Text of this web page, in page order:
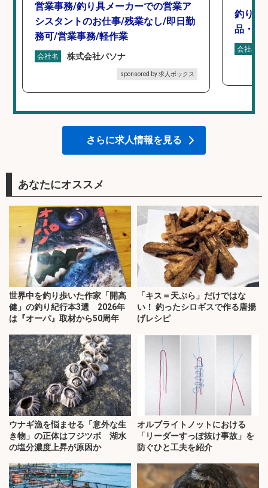
営業事務/釣り具メーカーでの営業ア
シスタントのお仕事/残業なし/即日勤
務可/営業事務/軽作業
会社名 株式会社パソナ
sponsored by 求人ボックス
釣り具
品・工
会社名
さらに求人情報を見る
あなたにオススメ
世界中を釣り歩いた作家「開高
健」の釣り紀行本3選 2026年
は『オーパ』取材から50周年
「キス＝天ぷら」だけではな
い！ 釣ったシロギスで作る唐揚
げレシピ
ウナギ漁を悩ませる「意外な生
き物」の正体はフジツボ 湖水
の塩分濃度上昇が原因か
オルブライトノットにおける
「リーダーすっぽ抜け事故」を
防ぐひと工夫を紹介